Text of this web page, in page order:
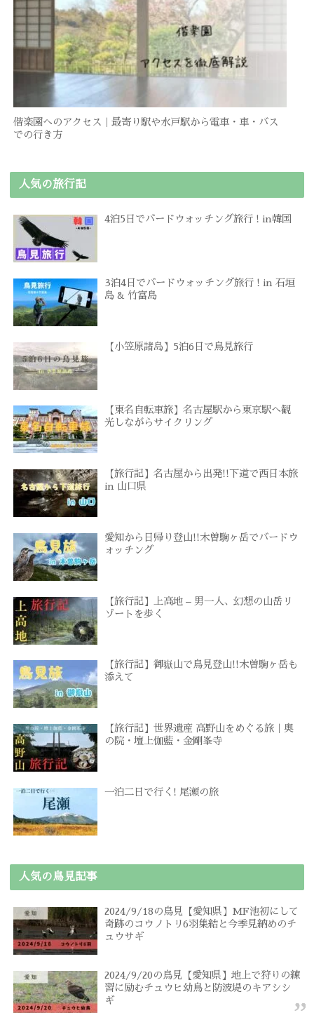
偕楽園へのアクセス｜最寄り駅や水戸駅から電車・車・バス
での行き方
人気の旅行記
4泊5日でバードウォッチング旅行 ! in韓国
3泊4日でバードウォッチング旅行 ! in 石垣
島 & 竹富島
【小笠原諸島】5泊6日で鳥見旅行
【東名自転車旅】名古屋駅から東京駅へ観
光しながらサイクリング
【旅行記】名古屋から出発!!下道で西日本旅
in 山口県
愛知から日帰り登山!!木曽駒ヶ岳でバードウ
ォッチング
【旅行記】上高地 – 男一人、幻想の山岳リ
ゾートを歩く
【旅行記】御嶽山で鳥見登山!!木曽駒ヶ岳も
添えて
【旅行記】世界遺産 高野山をめぐる旅｜奥
の院・壇上伽藍・金剛峯寺
一泊二日で行く! 尾瀬の旅
人気の鳥見記事
2024/9/18の鳥見【愛知県】MF池初にして
奇跡のコウノトリ6羽集結と今季見納めのチ
ュウサギ
2024/9/20の鳥見【愛知県】地上で狩りの練
習に励むチュウヒ幼鳥と防波堤のキアシシ
ギ